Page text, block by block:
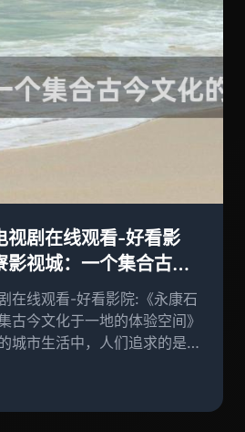
视剧在线观看-好看影
影视城：一个集合古今
在线观看-好看影院:《永康石
古今文化于一地的体验空间》
城市生活中，人们追求的是舒